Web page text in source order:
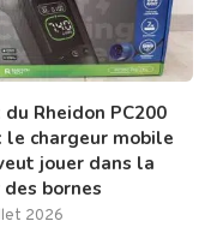
du Rheidon PC200
le chargeur mobile
jouer dans la
des bornes
2026